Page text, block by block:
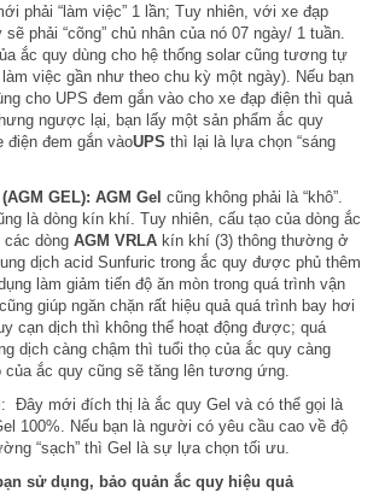
phải “làm việc” 1 lần; Tuy nhiên, với xe đạp
phải “cõng” chủ nhân của nó 07 ngày/ 1 tuần.
ắc quy dùng cho hệ thống solar cũng tương tự
việc gần như theo chu kỳ một ngày). Nếu bạn
cho UPS đem gắn vào cho xe đạp điện thì quả
ngược lại, bạn lấy một sản phẩm ắc quy
đem gắn vàoUPS thì lại là lựa chọn “sáng
GEL): AGM Gel cũng không phải là “khô”.
là dòng kín khí. Tuy nhiên, cấu tạo của dòng ắc
dòng AGM VRLA kín khí (3) thông thường ở
dịch acid Sunfuric trong ắc quy được phủ thêm
làm giảm tiến độ ăn mòn trong quá trình vận
giúp ngăn chặn rất hiệu quả quá trình bay hơi
cạn dịch thì không thể hoạt động được; quá
dịch càng chậm thì tuổi thọ của ắc quy càng
của ắc quy cũng sẽ tăng lên tương ứng.
: Đây mới đích thị là ắc quy Gel và có thể gọi là
100%. Nếu bạn là người có yêu cầu cao về độ
“sạch” thì Gel là sự lựa chọn tối ưu.
sử dụng, bảo quản ắc quy hiệu quả